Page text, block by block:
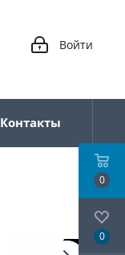
Войти
Контакты
0
0